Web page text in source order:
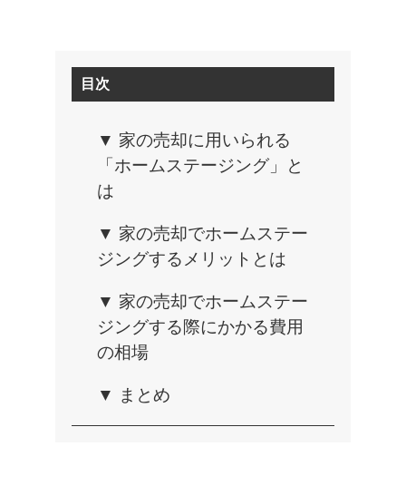
目次
▼ 家の売却に用いられる
「ホームステージング」と
は
▼ 家の売却でホームステー
ジングするメリットとは
▼ 家の売却でホームステー
ジングする際にかかる費用
の相場
▼ まとめ